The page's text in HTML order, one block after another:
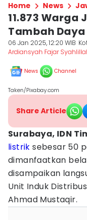
Home News
11.873 Warga
Tambah
06 Jan 2025, 12:20 WIB
Ardiansyah Fajar
News Channel
Taken/Pixabay.com
Share Article
Surabaya, IDN
listrik sebesar 50
dimanfaatkan
disampaikan
Unit Induk
Ahmad Mustaqir.